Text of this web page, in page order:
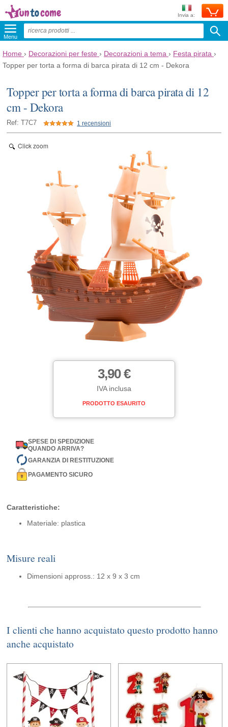
Invia a:
Menu
Home › Decorazioni per feste › Decorazioni a tema › Festa pirata ›
Topper per torta a forma di barca pirata di 12 cm - Dekora
Topper per torta a forma di barca pirata di 12
cm - Dekora
Ref: T7C7 1 recensioni
Click zoom
3,90 €
IVA inclusa
PRODOTTO ESAURITO
SPESE DI SPEDIZIONE
QUANDO ARRIVA?
GARANZIA DI RESTITUZIONE
PAGAMENTO SICURO
Caratteristiche:
Materiale: plastica
Misure reali
Dimensioni appross.: 12 x 9 x 3 cm
I clienti che hanno acquistato questo prodotto hanno
anche acquistato